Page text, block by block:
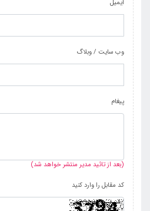
ایمیل
وب سایت / وبلاگ
پیغام
(بعد از تائید مدیر منتشر خواهد شد)
کد مقابل را وارد کنید